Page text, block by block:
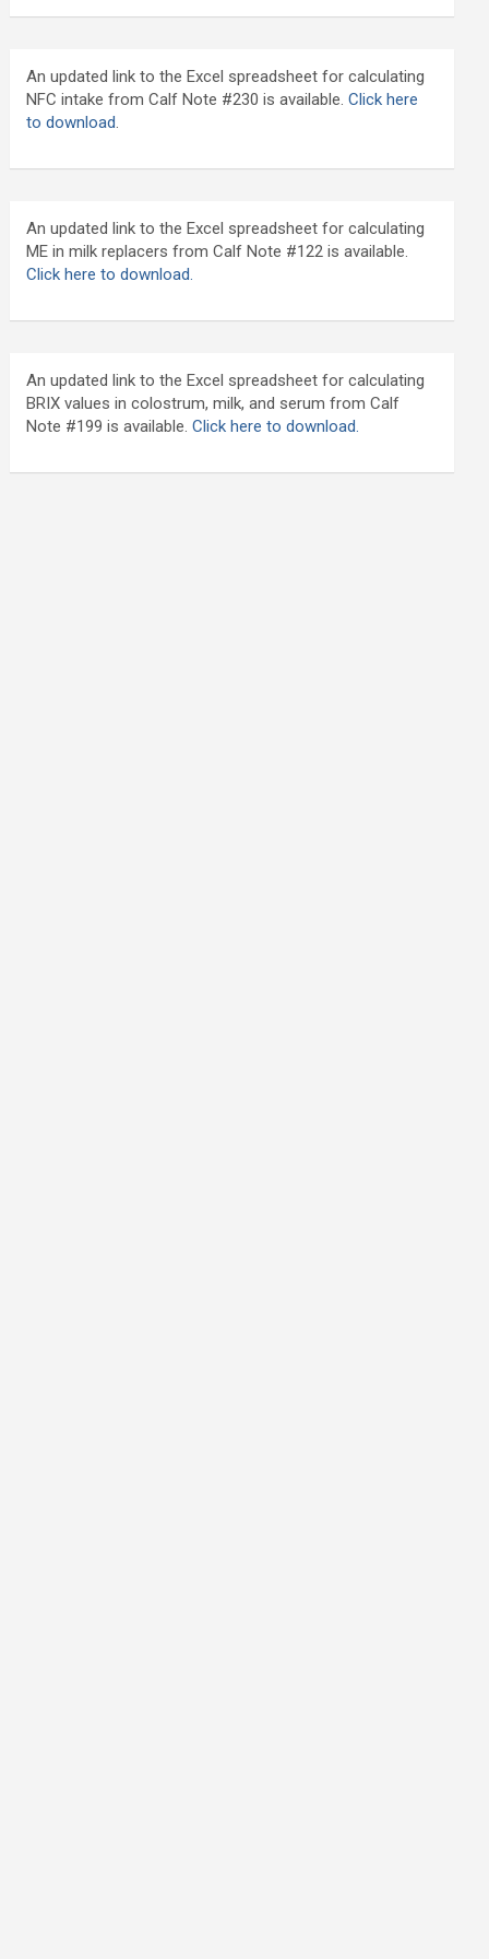
An updated link to the Excel spreadsheet for calculating
NFC intake from Calf Note #230 is available.Click here
to download.
An updated link to the Excel spreadsheet for calculating
ME in milk replacers from Calf Note #122 is available.
Click here to download.
An updated link to the Excel spreadsheet for calculating
BRIX values in colostrum, milk, and serum from Calf
Note #199 is available.Click here to download.